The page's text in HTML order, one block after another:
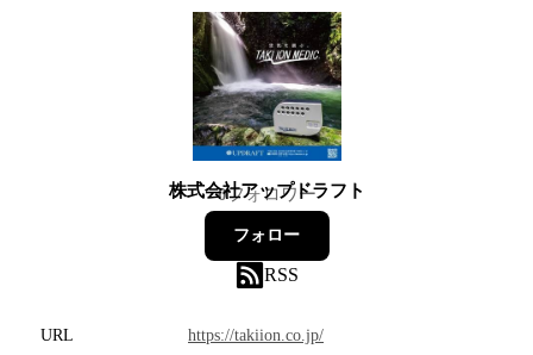
株式会社アップドラフト
0フォロワー
フォロー
RSS
URL
https://takiion.co.jp/